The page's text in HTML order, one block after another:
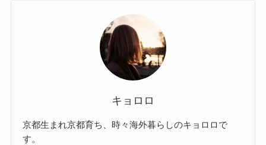
キョロロ
京都生まれ京都育ち、時々海外暮らしのキョロロで
す。